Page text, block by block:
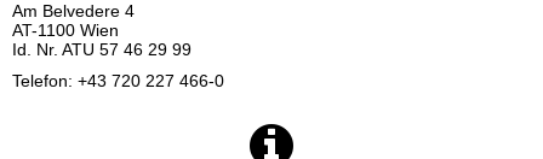
Am Belvedere 4
AT-1100 Wien
Id. Nr. ATU 57 46 29 99
Telefon: +43 720 227 466-0